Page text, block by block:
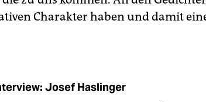
Charakter haben und damit
Josef Haslinger